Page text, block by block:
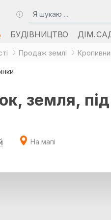
БУДІВНИЦТВО ДІМ.
Продаж землі
земля,
На мапі